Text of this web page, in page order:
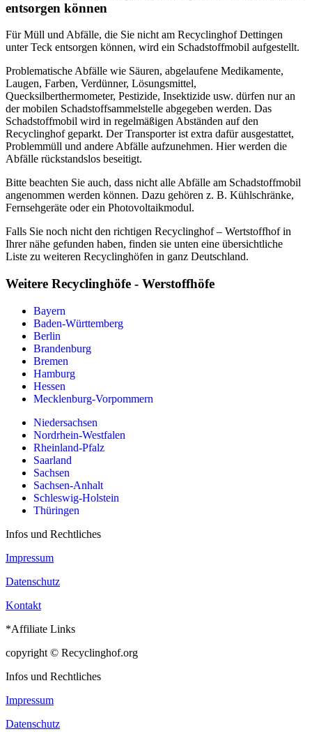
entsorgen können
Für Müll und Abfälle, die Sie nicht am Recyclinghof Dettingen
unter Teck entsorgen können, wird ein Schadstoffmobil aufgestellt.
Problematische Abfälle wie Säuren, abgelaufene Medikamente,
Laugen, Farben, Verdünner, Lösungsmittel,
Quecksilberthermometer, Pestizide, Insektizide usw. dürfen nur an
der mobilen Schadstoffsammelstelle abgegeben werden. Das
Schadstoffmobil wird in regelmäßigen Abständen auf den
Recyclinghof geparkt. Der Transporter ist extra dafür ausgestattet,
Problemmüll und andere Abfälle aufzunehmen. Hier werden die
Abfälle rückstandslos beseitigt.
Bitte beachten Sie auch, dass nicht alle Abfälle am Schadstoffmobil
angenommen werden können. Dazu gehören z. B. Kühlschränke,
Fernsehgeräte oder ein Photovoltaikmodul.
Falls Sie noch nicht den richtigen Recyclinghof – Wertstoffhof in
Ihrer nähe gefunden haben, finden sie unten eine übersichtliche
Liste zu weiteren Recyclinghöfen in ganz Deutschland.
Weitere Recyclinghöfe - Werstoffhöfe
Bayern
Baden-Württemberg
Berlin
Brandenburg
Bremen
Hamburg
Hessen
Mecklenburg-Vorpommern
Niedersachsen
Nordrhein-Westfalen
Rheinland-Pfalz
Saarland
Sachsen
Sachsen-Anhalt
Schleswig-Holstein
Thüringen
Infos und Rechtliches
Impressum
Datenschutz
Kontakt
*Affiliate Links
copyright © Recyclinghof.org
Infos und Rechtliches
Impressum
Datenschutz